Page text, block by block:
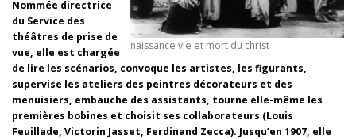
naissance vie et mort du christ
Nommée directrice
du Service des
théâtres de prise de
vue, elle est chargée
de lire les scénarios, convoque les artistes, les figurants,
supervise les ateliers des peintres décorateurs et des
menuisiers, embauche des assistants, tourne elle-même les
premières bobines et choisit ses collaborateurs (Louis
Feuillade, Victorin Jasset, Ferdinand Zecca). Jusqu’en 1907, elle